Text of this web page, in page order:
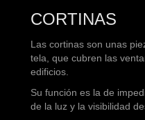
CORTINAS
Las cortinas son unas
tela, que cubren las
edificios.
Su función es la de
de la luz y la visibilidad